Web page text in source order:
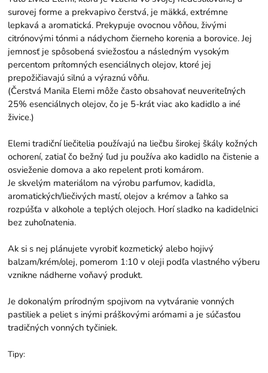
surovej forme a prekvapivo čerstvá, je mäkká, extrémne
lepkavá a aromatická. Prekypuje ovocnou vôňou, živými
citrónovými tónmi a nádychom čierneho korenia a borovice. Jej
jemnosť je spôsobená sviežosťou a následným vysokým
percentom prítomných esenciálnych olejov, ktoré jej
prepožičiavajú silnú a výraznú vôňu.
(Čerstvá Manila Elemi môže často obsahovať neuveriteľných
25% esenciálnych olejov, čo je 5-krát viac ako kadidlo a iné
živice.)
Elemi tradiční liečitelia používajú na liečbu širokej škály kožných
ochorení, zatiaľ čo bežný ľud ju používa ako kadidlo na čistenie a
osvieženie domova a ako repelent proti komárom.
Je skvelým materiálom na výrobu parfumov, kadidla,
aromatických/liečivých mastí, olejov a krémov a ľahko sa
rozpúšťa v alkohole a teplých olejoch. Horí sladko na kadidelnici
bez zuhoľnatenia.
Ak si s nej plánujete vyrobiť kozmetický alebo hojivý
balzam/krém/olej, pomerom 1:10 v oleji podľa vlastného výberu
vznikne nádherne voňavý produkt.
Je dokonalým prírodným spojivom na vytváranie vonných
pastiliek a peliet s inými práškovými arómami a je súčasťou
tradičných vonných tyčiniek.
Tipy: